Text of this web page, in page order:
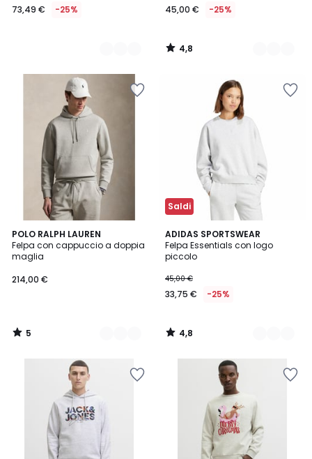
73,49 € -25% 45,00 € -25%
4,8
/
POLO RALPH LAUREN
Felpa con cappuccio a doppia
maglia
214,00 €
5
/
5
4
Colori
5
/
Saldi
ADIDAS SPORTSWEAR
Felpa Essentials con logo
piccolo
45,00 €
33,75 € -25%
4,8
/ 5
2
Colori
4,8
/